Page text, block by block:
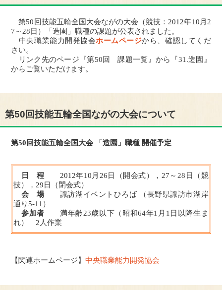
第50回技能五輪全国大会ながの大会（競技：2012年10月2
7～28日）「造園」職種の課題が公表されました。
中央職業能力開発協会ホームページから、確認してくだ
さい。
リンク先のページ『第50回 課題一覧』から『31.造園』
からご覧いただけます。
第50回技能五輪全国ながの大会について
第50回技能五輪全国大会 「造園」職種 開催予定
日 程 2012年10月26日（開会式），27～28日（競
技），29日（閉会式）
会 場諏訪湖イベントひろば （長野県諏訪市湖岸
通り5-11）
参加者 満年齢23歳以下（昭和64年1月1日以降生ま
れ） 2人作業
【関連ホームページ】中央職業能力開発協会